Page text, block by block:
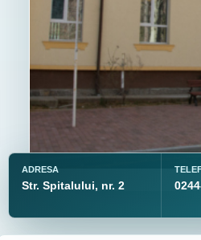
ADRESA
Str. Spitalului, nr. 2